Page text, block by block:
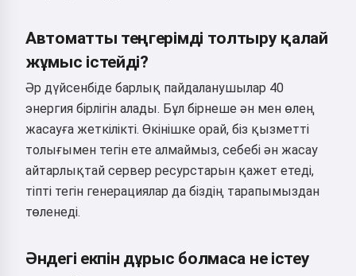
Автоматты теңгерімді толтыру қалай
жұмыс істейді?
Әр дүйсенбіде барлық пайдаланушылар 40
энергия бірлігін алады. Бұл бірнеше ән мен өлең
жасауға жеткілікті. Өкінішке орай, біз қызметті
толығымен тегін ете алмаймыз, себебі ән жасау
айтарлықтай сервер ресурстарын қажет етеді,
тіпті тегін генерациялар да біздің тарапымыздан
төленеді.
Әндегі екпін дұрыс болмаса не істеу
Сәлем 👋
Мен әндер жасай аламын,
өлеңдер мен құттықтаулар
жаза аламын 🥰